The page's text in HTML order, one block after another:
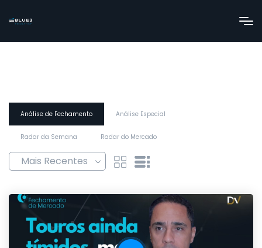
Análise de Fechamento Análise Especial
Radar da Semana Radar do Mercado